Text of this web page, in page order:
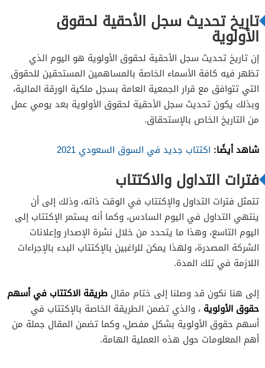
تاريخ تحديث سجل الأحقية لحقوق
الأولوية
إن تاريخ تحديث سجل الأحقية لحقوق الأولوية هو اليوم الذي
تظهر فيه كافة الأسماء الخاصة بالمساهمين المستحقين للحقوق
التي تتوافق مع قرار الجمعية العامة بسجل ملكية الورقة المالية،
وبذلك يكون تحديث سجل الأحقية لحقوق الأولوية بعد يومي عمل
من التاريخ الخاص بالإستحقاق.
شاهد أيضًا: اكتتاب جديد في السوق السعودي 2021
فترات التداول والاكتتاب
تتمثل فترات التداول والإكتتاب في الوقت ذاته، وذلك إلى أن
ينتهي التداول في اليوم السادس، وكما أنه يستمر الإكتتاب إلى
اليوم التاسع، وهذا ما يتحدد من خلال نشرة الإصدار وإعلانات
الشركة المصدرة، ولهذا يمكن للراغبين بالإكتتاب البدء بالإجراءات
اللازمة في تلك المدة.
إلى هنا نكون قد وصلنا إلى ختام مقال طريقة الاكتتاب في أسهم
حقوق الأولوية ، والذي تضمن الطريقة الخاصة بالإكتتاب في
أسهم حقوق الأولوية بشكل مفصل، وكما تضمن المقال جملة من
أهم المعلومات حول هذه العملية الهامة.